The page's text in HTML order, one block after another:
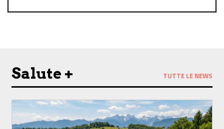
Follow us on Facebook
Follow us on Instagram
Salute + TUTTE LE NEWS